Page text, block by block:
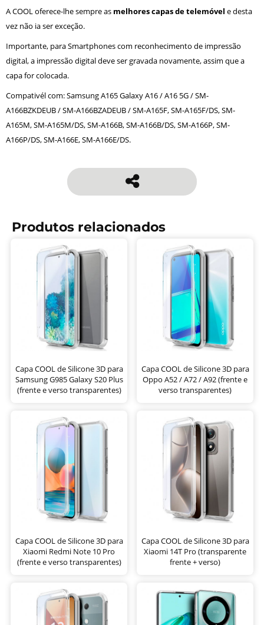
A COOL oferece-lhe sempre as melhores capas de telemóvel e desta
vez não ia ser exceção.
Importante, para Smartphones com reconhecimento de impressão
digital, a impressão digital deve ser gravada novamente, assim que a
capa for colocada.
Compativél com: Samsung A165 Galaxy A16 / A16 5G / SM-
A166BZKDEUB / SM-A166BZADEUB / SM-A165F, SM-A165F/DS, SM-
A165M, SM-A165M/DS, SM-A166B, SM-A166B/DS, SM-A166P, SM-
A166P/DS, SM-A166E, SM-A166E/DS.
Produtos relacionados
Capa COOL de Silicone 3D para
Samsung G985 Galaxy S20 Plus
(frente e verso transparentes)
Capa COOL de Silicone 3D para
Oppo A52 / A72 / A92 (frente e
verso transparentes)
Capa COOL de Silicone 3D para
Xiaomi Redmi Note 10 Pro
(frente e verso transparentes)
Capa COOL de Silicone 3D para
Xiaomi 14T Pro (transparente
frente + verso)